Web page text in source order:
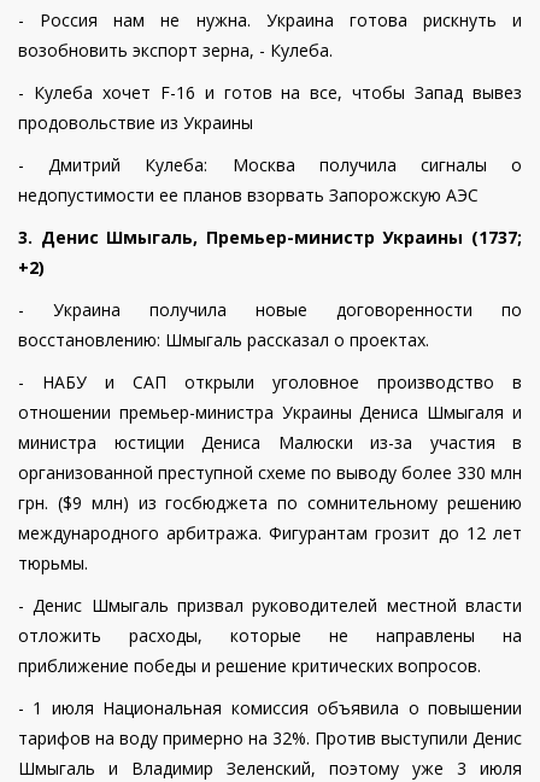
- Россия нам не нужна. Украина готова рискнуть и
возобновить экспорт зерна, - Кулеба.
- Кулеба хочет F-16 и готов на все, чтобы Запад вывез
продовольствие из Украины
- Дмитрий Кулеба: Москва получила сигналы о
недопустимости ее планов взорвать Запорожскую АЭС
3. Денис Шмыгаль, Премьер-министр Украины (1737;
+2)
- Украина получила новые договоренности по
восстановлению: Шмыгаль рассказал о проектах.
- НАБУ и САП открыли уголовное производство в
отношении премьер-министра Украины Дениса Шмыгаля и
министра юстиции Дениса Малюски из-за участия в
организованной преступной схеме по выводу более 330 млн
грн. ($9 млн) из госбюджета по сомнительному решению
международного арбитража. Фигурантам грозит до 12 лет
тюрьмы.
- Денис Шмыгаль призвал руководителей местной власти
отложить расходы, которые не направлены на
приближение победы и решение критических вопросов.
- 1 июля Национальная комиссия объявила о повышении
тарифов на воду примерно на 32%. Против выступили Денис
Шмыгаль и Владимир Зеленский, поэтому уже 3 июля